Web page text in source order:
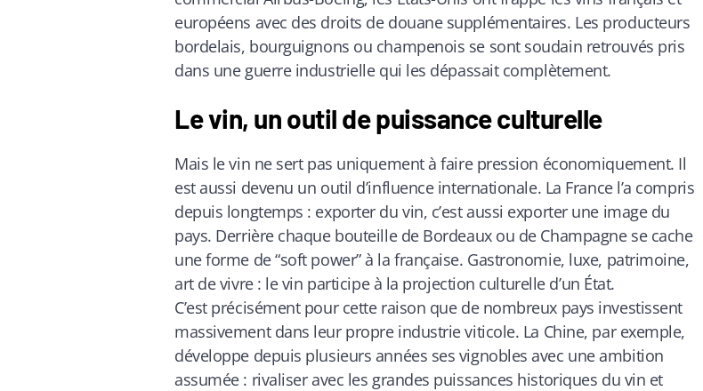
européens avec des droits de douane supplémentaires. Les producteurs
bordelais, bourguignons ou champenois se sont soudain retrouvés pris
dans une guerre industrielle qui les dépassait complètement.
Le vin, un outil de puissance culturelle
Mais le vin ne sert pas uniquement à faire pression économiquement. Il
est aussi devenu un outil d’influence internationale. La France l’a compris
depuis longtemps : exporter du vin, c’est aussi exporter une image du
pays. Derrière chaque bouteille de Bordeaux ou de Champagne se cache
une forme de “soft power” à la française. Gastronomie, luxe, patrimoine,
art de vivre : le vin participe à la projection culturelle d’un État.
C’est précisément pour cette raison que de nombreux pays investissent
massivement dans leur propre industrie viticole. La Chine, par exemple,
développe depuis plusieurs années ses vignobles avec une ambition
assumée : rivaliser avec les grandes puissances historiques du vin et